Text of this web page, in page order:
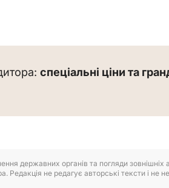
спеціальні ціни та
державних органів та погляди зовнішніх
не редагує авторські тексти і не